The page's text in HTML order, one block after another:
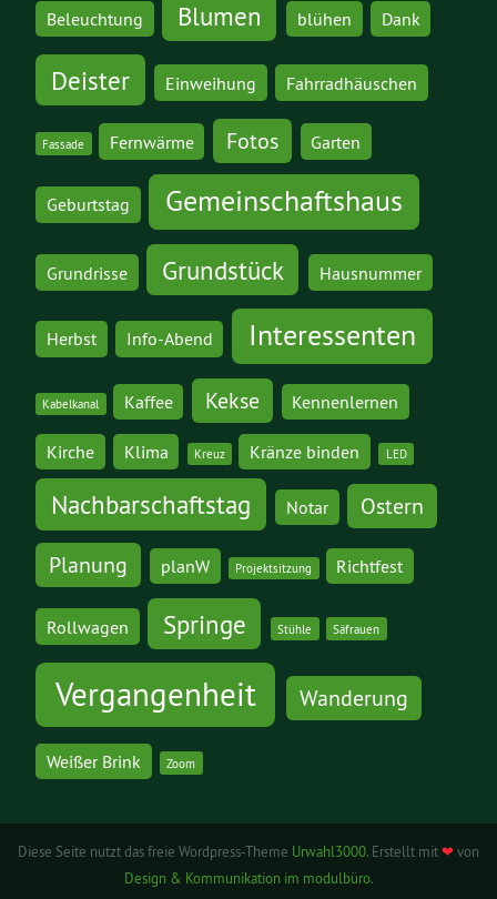
Beleuchtung Blumen blühen Dank
Deister Einweihung Fahrradhäuschen
Fassade Fernwärme Fotos Garten
Geburtstag Gemeinschaftshaus
Grundrisse Grundstück Hausnummer
Herbst Info-Abend Interessenten
Kabelkanal Kaffee Kekse Kennenlernen
Kirche Klima Kreuz Kränze binden LED
Nachbarschaftstag Notar Ostern
Planung planW Projektsitzung Richtfest
Rollwagen Springe Stühle Säfrauen
Vergangenheit Wanderung
Weißer Brink Zoom
Diese Seite nutzt das freie Wordpress-Theme Urwahl3000. Erstellt mit❤ von
Design & Kommunikation im modulbüro.